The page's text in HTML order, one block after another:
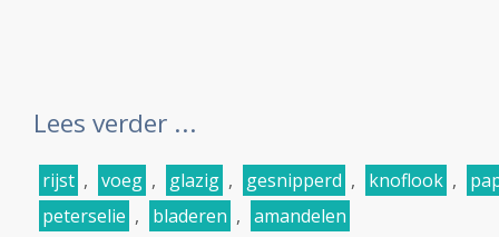
Lees verder ...
rijst , voeg , glazig , gesnipperd , knoflook ,
peterselie , bladeren , amandelen